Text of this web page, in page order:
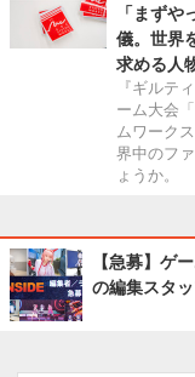
「まず
儀。世界
求める人
『ギルテ
ーム大会
ムワーク
界中のフ
ょうか。
【急募】ゲ
の編集スタ